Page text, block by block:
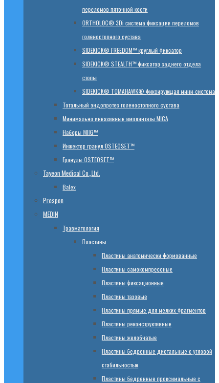
переломов пяточной кости
ORTHOLOC® 3Di система фиксации переломов
голеностопного сустава
SIDEKICK® FREEDOM™ круглый фиксатор
SIDEKICK® STEALTH™ фиксатор заднего отдела
стопы
SIDEKICK® TOMAHAWK® фиксирующая мини-система
Тотальный эндопротез голеностопного сустава
Минимально инвазивные имплантаты MICA
Наборы MIIG™
Инжектор гранул OSTEOSET™
Гранулы OSTEOSET™
Tayeon Medical Co.,Ltd.
Balex
Prospon
MEDIN
Травматология
Пластины
Пластины анатомически формованные
Пластины самокомпрессные
Пластины фиксационные
Пластины тазовые
Пластины прямые для мелких фрагментов
Пластины реконструктивные
Пластины желобчатые
Пластины бедренные дистальные с угловой
стабильностью
Пластины бедренные проксимальные с